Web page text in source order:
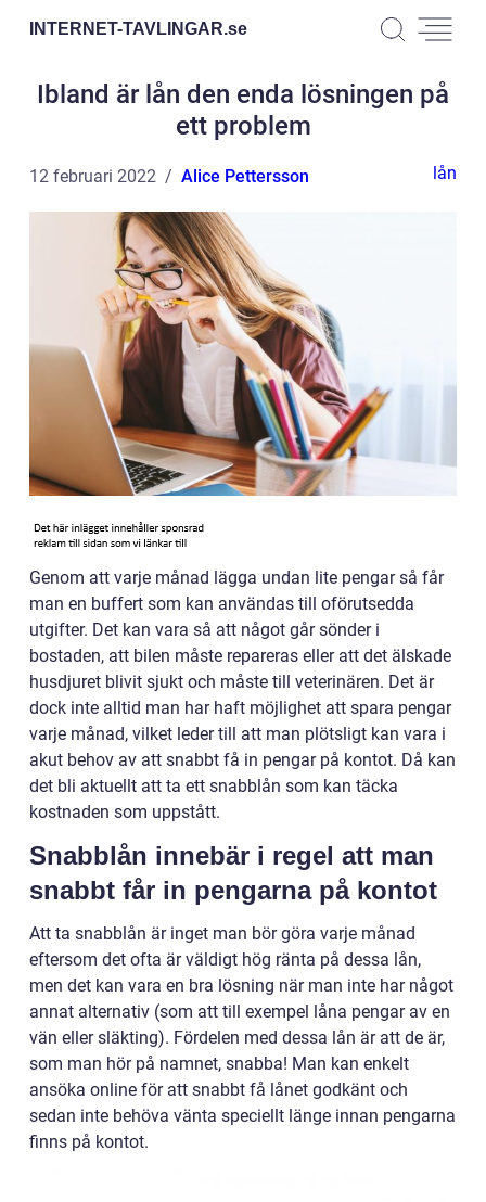
INTERNET-TAVLINGAR.se
Ibland är lån den enda lösningen på
ett problem
12 februari 2022 Alice Pettersson lån
Genom att varje månad lägga undan lite pengar så får
man en buffert som kan användas till oförutsedda
utgifter. Det kan vara så att något går sönder i
bostaden, att bilen måste repareras eller att det älskade
husdjuret blivit sjukt och måste till veterinären. Det är
dock inte alltid man har haft möjlighet att spara pengar
varje månad, vilket leder till att man plötsligt kan vara i
akut behov av att snabbt få in pengar på kontot. Då kan
det bli aktuellt att ta ett snabblån som kan täcka
kostnaden som uppstått.
Snabblån innebär i regel att man
snabbt får in pengarna på kontot
Att ta snabblån är inget man bör göra varje månad
eftersom det ofta är väldigt hög ränta på dessa lån,
men det kan vara en bra lösning när man inte har något
annat alternativ (som att till exempel låna pengar av en
vän eller släkting). Fördelen med dessa lån är att de är,
som man hör på namnet, snabba! Man kan enkelt
ansöka online för att snabbt få lånet godkänt och
sedan inte behöva vänta speciellt länge innan pengarna
finns på kontot.